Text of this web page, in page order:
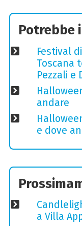
Potrebbe
Festival
Toscana
Pezzali e
andare
e dove
a Villa